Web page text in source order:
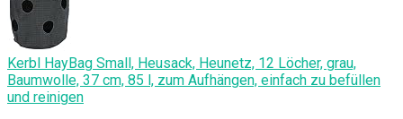
Kerbl HayBag Small, Heusack, Heunetz, 12 Löcher, grau,
Baumwolle, 37 cm, 85 l, zum Aufhängen, einfach zu befüllen
und reinigen